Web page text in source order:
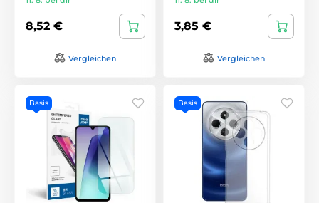
8,52 €
Vergleichen
3,85 €
Vergleichen
Basis Basis